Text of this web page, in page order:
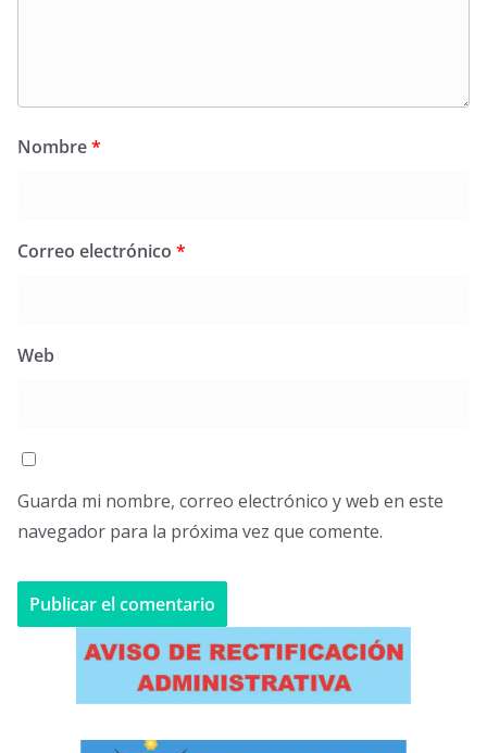
Nombre*
Correo electrónico *
Web
Guarda mi nombre, correo electrónico y web en este
navegador para la próxima vez que comente.